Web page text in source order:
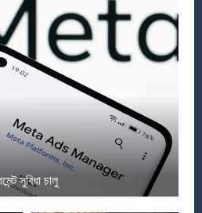
সুবিধা চালু